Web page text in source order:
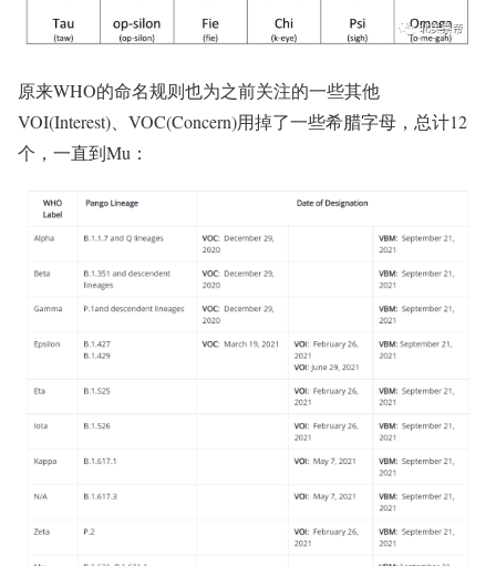
原来WHO的命名规则也为之前关注的一些其他
VOI(Interest)、VOC(Concern)用掉了一些希腊字母，总计12
个，一直到Mu：